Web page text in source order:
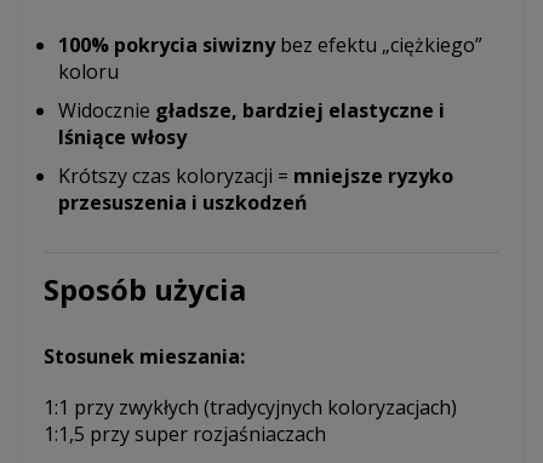
100% pokrycia siwiznybez efektu „ciężkiego”
koloru
Widocznie gładsze, bardziej elastyczne i
lśniące włosy
Krótszy czas koloryzacji = mniejsze ryzyko
przesuszenia i uszkodzeń
Sposób użycia
Stosunek mieszania:
1:1 przy zwykłych (tradycyjnych koloryzacjach)
1:1,5 przy super rozjaśniaczach